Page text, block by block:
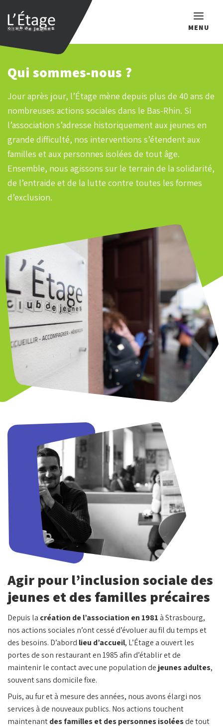
Que recherchez-vous ?
Retrouvez-nous au
19 quai des Bateliers
67000 Strasbourg
Lundi - Vendredi :
MENU
Qui sommes-nous ?
Jour après jour, l’Étage mène depuis plus de 40 ans de
nombreuses actions sociales dans le Bas-Rhin. Si
l’association s’adresse historiquement aux jeunes en
grande difficulté, nos interventions s’étendent aux
familles et aux personnes isolées de tout âge.
Ensemble, nous agissons sur le terrain de la solidarité,
de l’entraide et de la lutte contre toutes les formes
d’exclusion.
Agir pour l’inclusion sociale des
jeunes et des familles précaires
Depuis la création de l’association en 1981à Strasbourg,
nos actions sociales n’ont cessé d’évoluer au fil du temps et
des besoins. D’abord lieu d’accueil, L’Étage a ouvert les
portes de son restaurant en 1985 afin d’établir et de
maintenir le contact avec une population de jeunes adultes,
souvent sans domicile fixe.
Puis, au fur et à mesure des années, nous avons élargi nos
services à de nouveaux publics. Nos actions touchent
maintenantdes familles et des personnes isoléesde tout